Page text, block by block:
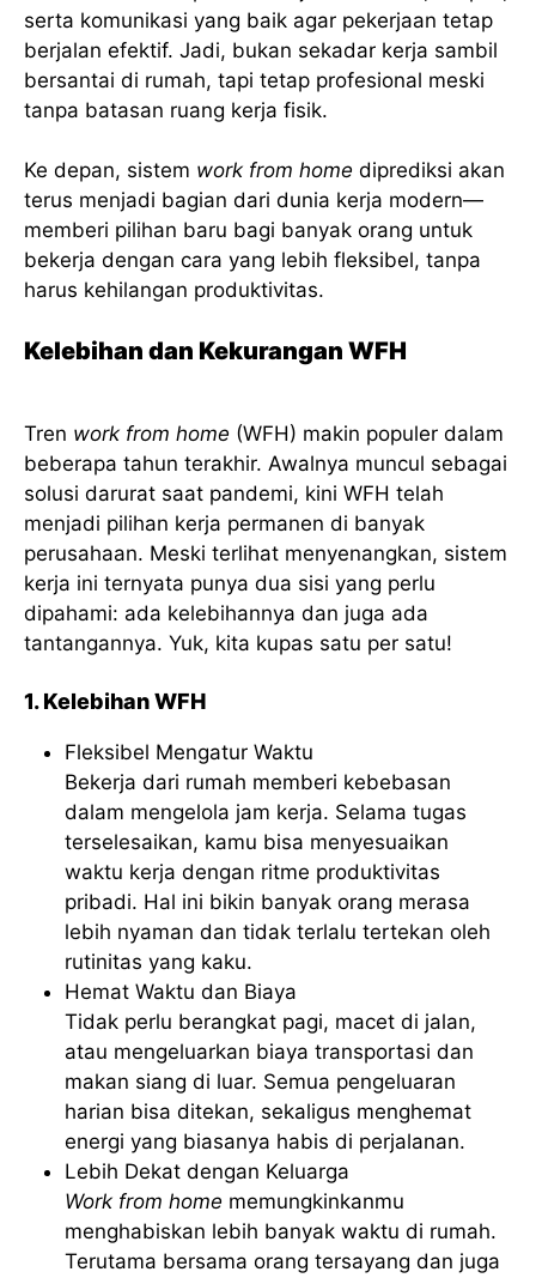
serta komunikasi yang baik agar pekerjaan tetap
berjalan efektif. Jadi, bukan sekadar kerja sambil
bersantai di rumah, tapi tetap profesional meski
tanpa batasan ruang kerja fisik.
Ke depan, sistem work from home diprediksi akan
terus menjadi bagian dari dunia kerja modern—
memberi pilihan baru bagi banyak orang untuk
bekerja dengan cara yang lebih fleksibel, tanpa
harus kehilangan produktivitas.
Kelebihan dan Kekurangan WFH
Tren work from home (WFH) makin populer dalam
beberapa tahun terakhir. Awalnya muncul sebagai
solusi darurat saat pandemi, kini WFH telah
menjadi pilihan kerja permanen di banyak
perusahaan. Meski terlihat menyenangkan, sistem
kerja ini ternyata punya dua sisi yang perlu
dipahami: ada kelebihannya dan juga ada
tantangannya. Yuk, kita kupas satu per satu!
1. Kelebihan WFH
Fleksibel Mengatur Waktu
Bekerja dari rumah memberi kebebasan
dalam mengelola jam kerja. Selama tugas
terselesaikan, kamu bisa menyesuaikan
waktu kerja dengan ritme produktivitas
pribadi. Hal ini bikin banyak orang merasa
lebih nyaman dan tidak terlalu tertekan oleh
rutinitas yang kaku.
Hemat Waktu dan Biaya
Tidak perlu berangkat pagi, macet di jalan,
atau mengeluarkan biaya transportasi dan
makan siang di luar. Semua pengeluaran
harian bisa ditekan, sekaligus menghemat
energi yang biasanya habis di perjalanan.
Lebih Dekat dengan Keluarga
Work from home memungkinkanmu
menghabiskan lebih banyak waktu di rumah.
Terutama bersama orang tersayang dan juga